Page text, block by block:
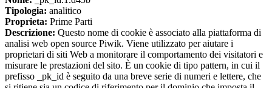
Tipologia: analitico
Proprieta: Prime Parti
Descrizione: Questo nome di cookie è associato alla piattaforma di
analisi web open source Piwik. Viene utilizzato per aiutare i
proprietari di siti Web a monitorare il comportamento dei visitatori e
misurare le prestazioni del sito. È un cookie di tipo pattern, in cui il
prefisso _pk_id è seguito da una breve serie di numeri e lettere, che